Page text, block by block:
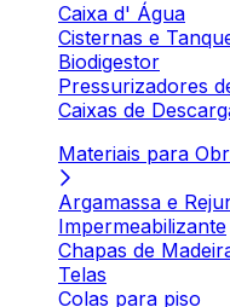
Caixa d' Água
Cisternas e
Biodigestor
Pressurizadores
Caixas de
Materiais para
Argamassa e
Impermeabilizante
Chapas de
Telas
Colas para piso